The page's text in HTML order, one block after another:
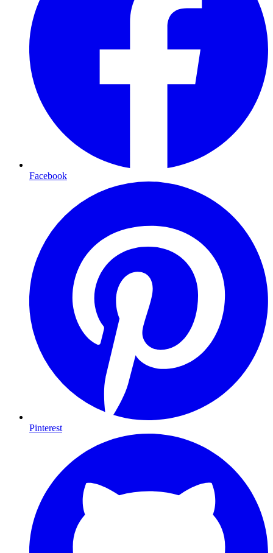
Facebook
Pinterest